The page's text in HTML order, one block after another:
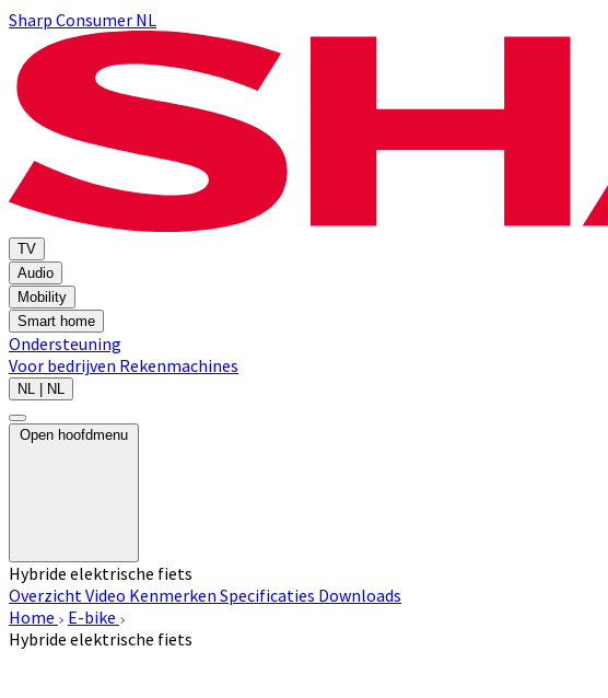
Sharp Consumer NL
TV
Audio
Mobility
Smart home
Ondersteuning
Voor bedrijven Rekenmachines
NL | NL
Open hoofdmenu
Hybride elektrische fiets
OverzichtVideo Kenmerken Specificaties Downloads
Home
E-bike
Hybride elektrische fiets